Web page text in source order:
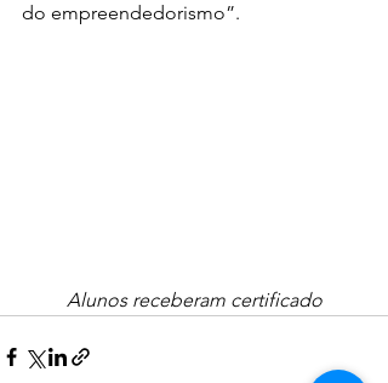
do empreendedorismo”.
Alunos receberam certificado